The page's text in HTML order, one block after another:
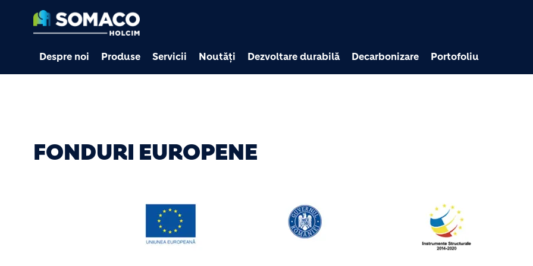
Despre noi Produse Servicii Noutăți Dezvoltare durabilă Decarbonizare Portofoliu
FONDURI EUROPENE
Image